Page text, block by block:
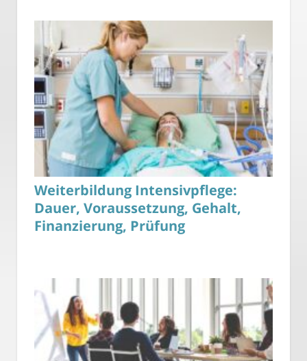
Weiterbildung Intensivpflege:
Dauer, Voraussetzung, Gehalt,
Finanzierung, Prüfung